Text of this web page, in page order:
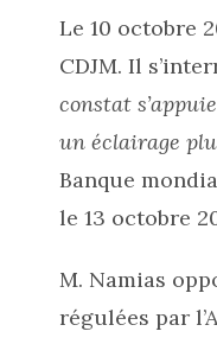
Le 10 octobre
CDJM. Il
constat
un éclairage
Banque
le 13 octobre
M. Namias
régulées par